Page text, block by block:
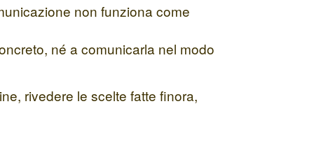
non funziona come
né a comunicarla nel modo
rivedere le scelte fatte finora,